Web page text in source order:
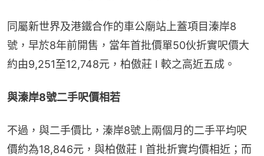
同屬新世界及港鐵合作的車公廟站上蓋項目溱岸8
號，早於8年前開售，當年首批價單50伙折實呎價大
約由9,251至12,748元，柏傲莊 I 較之高近五成。
與溱岸8號二手呎價相若
不過，與二手價比，溱岸8號上兩個月的二手平均呎
價約為18,846元，與柏傲莊 I 首批折實均價相近；而